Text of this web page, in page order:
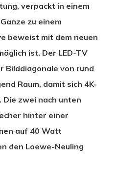
verpackt in einem
zu einem
beweist mit dem neuen
ist. Der LED-TV
Bilddiagonale von rund
Raum, damit sich 4K-
zwei nach unten
hinter einer
auf 40 Watt
den Loewe-Neuling